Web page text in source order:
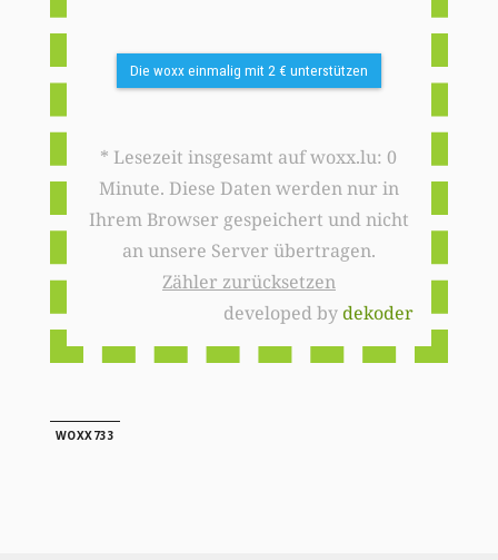
Die woxx einmalig mit 2 € unterstützen
* Lesezeit insgesamt auf woxx.lu: 0
Minute. Diese Daten werden nur in
Ihrem Browser gespeichert und nicht
an unsere Server übertragen.
Zähler zurücksetzen
developed bydekoder
WOXX733